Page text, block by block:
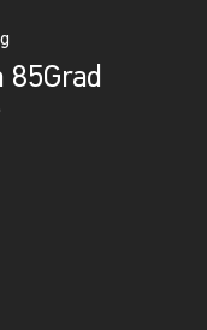
85Grad